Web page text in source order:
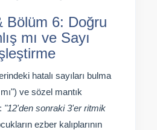
Bölüm 6: Doğru
mı ve Sayı
hatalı sayıları bulma
ve sözel mantık
"12'den sonraki 3'er ritmik
ezber kalıplarının